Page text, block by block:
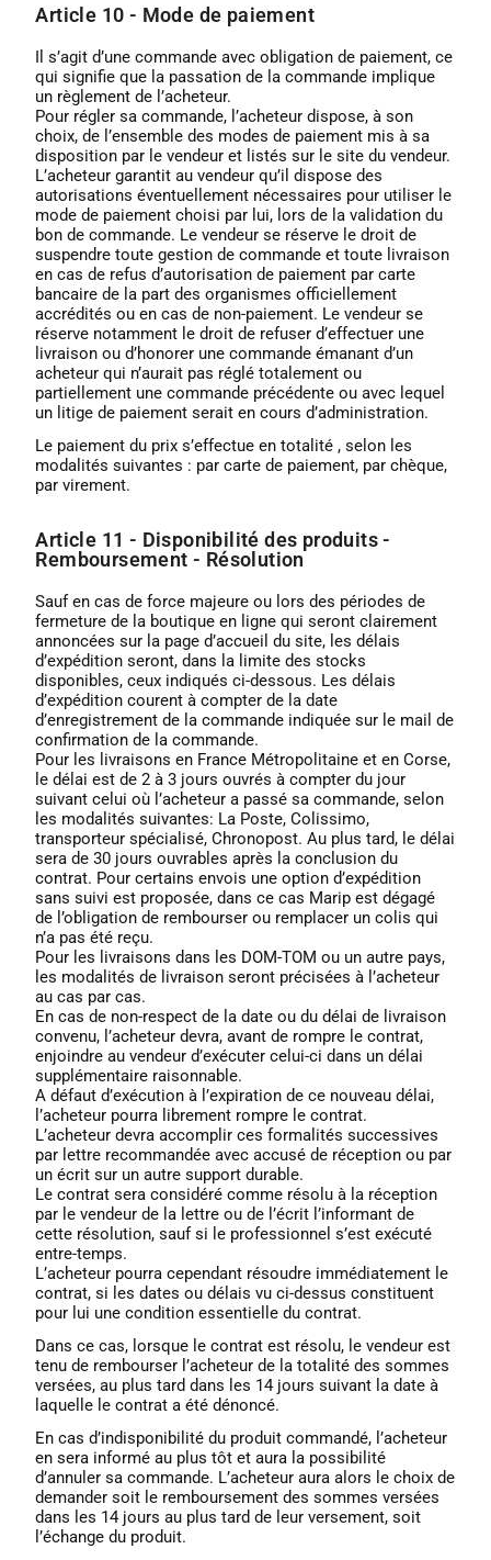
Article 10 - Mode de paiement
Il s’agit d’une commande avec obligation de paiement, ce
qui signifie que la passation de la commande implique
un règlement de l’acheteur.
Pour régler sa commande, l’acheteur dispose, à son
choix, de l’ensemble des modes de paiement mis à sa
disposition par le vendeur et listés sur le site du vendeur.
L’acheteur garantit au vendeur qu’il dispose des
autorisations éventuellement nécessaires pour utiliser le
mode de paiement choisi par lui, lors de la validation du
bon de commande. Le vendeur se réserve le droit de
suspendre toute gestion de commande et toute livraison
en cas de refus d’autorisation de paiement par carte
bancaire de la part des organismes officiellement
accrédités ou en cas de non-paiement. Le vendeur se
réserve notamment le droit de refuser d’effectuer une
livraison ou d’honorer une commande émanant d’un
acheteur qui n’aurait pas réglé totalement ou
partiellement une commande précédente ou avec lequel
un litige de paiement serait en cours d’administration.
Le paiement du prix s’effectue en totalité , selon les
modalités suivantes : par carte de paiement, par chèque,
par virement.
Article 11 - Disponibilité des produits -
Remboursement - Résolution
Sauf en cas de force majeure ou lors des périodes de
fermeture de la boutique en ligne qui seront clairement
annoncées sur la page d’accueil du site, les délais
d’expédition seront, dans la limite des stocks
disponibles, ceux indiqués ci-dessous. Les délais
d’expédition courent à compter de la date
d’enregistrement de la commande indiquée sur le mail de
confirmation de la commande.
Pour les livraisons en France Métropolitaine et en Corse,
le délai est de 2 à 3 jours ouvrés à compter du jour
suivant celui où l’acheteur a passé sa commande, selon
les modalités suivantes: La Poste, Colissimo,
transporteur spécialisé, Chronopost. Au plus tard, le délai
sera de 30 jours ouvrables après la conclusion du
contrat. Pour certains envois une option d’expédition
sans suivi est proposée, dans ce cas Marip est dégagé
de l’obligation de rembourser ou remplacer un colis qui
n’a pas été reçu.
Pour les livraisons dans les DOM-TOM ou un autre pays,
les modalités de livraison seront précisées à l’acheteur
au cas par cas.
En cas de non-respect de la date ou du délai de livraison
convenu, l’acheteur devra, avant de rompre le contrat,
enjoindre au vendeur d’exécuter celui-ci dans un délai
supplémentaire raisonnable.
A défaut d’exécution à l’expiration de ce nouveau délai,
l’acheteur pourra librement rompre le contrat.
L’acheteur devra accomplir ces formalités successives
par lettre recommandée avec accusé de réception ou par
un écrit sur un autre support durable.
Le contrat sera considéré comme résolu à la réception
par le vendeur de la lettre ou de l’écrit l’informant de
cette résolution, sauf si le professionnel s’est exécuté
entre-temps.
L’acheteur pourra cependant résoudre immédiatement le
contrat, si les dates ou délais vu ci-dessus constituent
pour lui une condition essentielle du contrat.
Dans ce cas, lorsque le contrat est résolu, le vendeur est
tenu de rembourser l’acheteur de la totalité des sommes
versées, au plus tard dans les 14 jours suivant la date à
laquelle le contrat a été dénoncé.
En cas d’indisponibilité du produit commandé, l’acheteur
en sera informé au plus tôt et aura la possibilité
d’annuler sa commande. L’acheteur aura alors le choix de
demander soit le remboursement des sommes versées
dans les 14 jours au plus tard de leur versement, soit
l’échange du produit.